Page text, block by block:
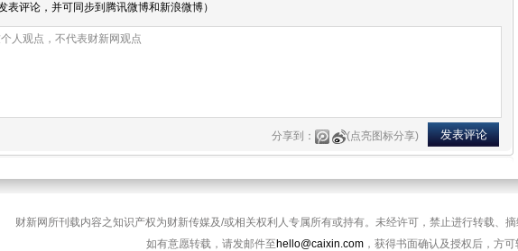
表评论，并可同步到腾讯微博和新浪微博）
分享到： (点亮图标分享)
财新网所刊载内容之知识产权为财新传媒及/或相关权利人专属所有或持有。未经许可，禁止进行转载、摘
如有意愿转载，请发邮件至hello@caixin.com，获得书面确认及授权后，方可